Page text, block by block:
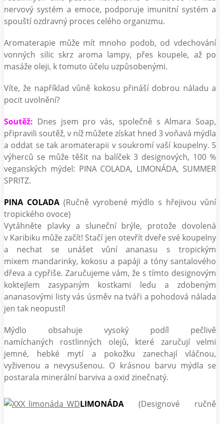
nervový systém a emoce, podporuje imunitní systém a
spouští ozdravný proces celého organizmu.
Aromaterapie může mít mnoho podob, od vdechování
vonných silic skrz aroma lampy, přes koupele, až po
masáže oleji, k tomuto účelu uzpůsobenými.
Víte, že například vůně kokosu přináší dobrou náladu a
pocit uvolnění?
Soutěž: Dnes jsem pro vás, společně s Almara Soap,
připravili soutěž, v níž můžete získat hned 3 voňavá mýdla
a oddat se tak aromaterapii v soukromí vaší koupelny. 5
výherců se může těšit na balíček 3 designových, 100 %
veganských mýdel: PINA COLADA, LIMONÁDA, SUMMER
SPRITZ.
PINA COLADA(Ručně vyrobené mýdlo s hřejivou vůní
tropického ovoce)
Vytáhněte plavky a sluneční brýle, protože dovolená
v Karibiku může začít! Stačí jen otevřít dveře své koupelny
a nechat se unášet vůní ananasu s tropickým
mixem mandarinky, kokosu a papáji a tóny santalového
dřeva a cypřiše. Zaručujeme vám, že s tímto designovým
koktejlem zasypaným kostkami ledu a zdobeným
ananasovými listy vás úsměv na tváři a pohodová nálada
jen tak neopustí!
Mýdlo obsahuje vysoký podíl pečlivě
namíchaných rostlinných olejů, které zaručují velmi
jemné, hebké mytí a pokožku zanechají vláčnou,
vyživenou a nevysušenou. O krásnou barvu mýdla se
postarala minerální barviva a oxid zinečnatý.
LIMONÁDA (Designové ručně